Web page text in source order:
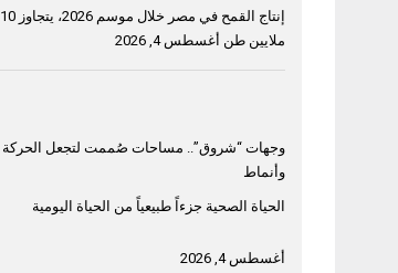
إنتاج القمح في مصر خلال موسم 2026، يتجاوز 10
ملايين طن أغسطس 4, 2026
وجهات “شروق”.. مساحات صُممت لتجعل الحركة
وأنماط
الحياة الصحية جزءاً طبيعياً من الحياة اليومية
أغسطس 4, 2026